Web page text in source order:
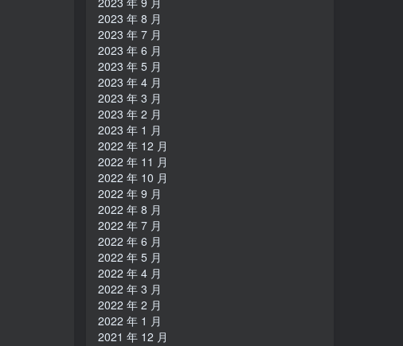
2023 年 8 月
2023 年 7 月
2023 年 6 月
2023 年 5 月
2023 年 4 月
2023 年 3 月
2023 年 2 月
2023 年 1 月
2022 年 12 月
2022 年 11 月
2022 年 10 月
2022 年 9 月
2022 年 8 月
2022 年 7 月
2022 年 6 月
2022 年 5 月
2022 年 4 月
2022 年 3 月
2022 年 2 月
2022 年 1 月
2021 年 12 月